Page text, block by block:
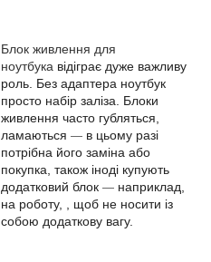
Блок живлення для
ноутбука відіграє дуже важливу
роль. Без адаптера ноутбук
просто набір заліза. Блоки
живлення часто губляться,
ламаються — в цьому разі
потрібна його заміна або
покупка, також іноді купують
додатковий блок — наприклад,
на роботу, , щоб не носити із
собою додаткову вагу.